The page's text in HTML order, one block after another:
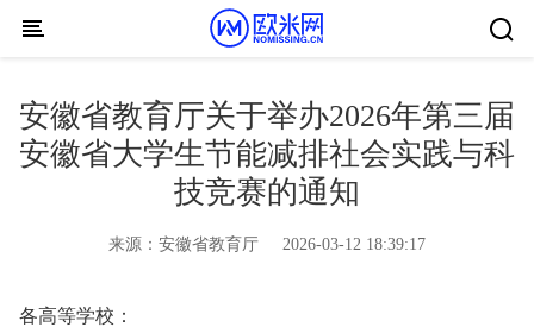
Skip to content
安徽省教育厅关于举办2026年第三届
安徽省大学生节能减排社会实践与科
技竞赛的通知
来源： 安徽省教育厅 2026-03-12 18:39:17
各高等学校：